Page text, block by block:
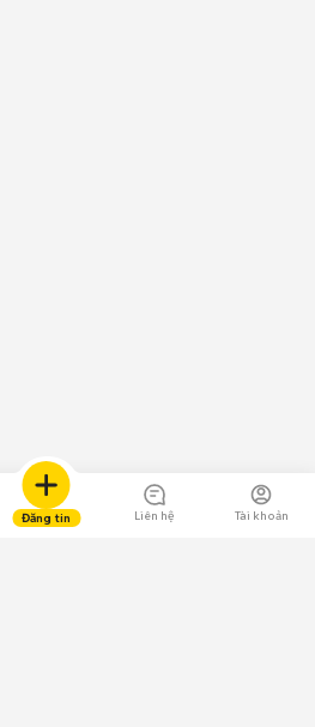
Đăng tin Liên hệ Tài khoản